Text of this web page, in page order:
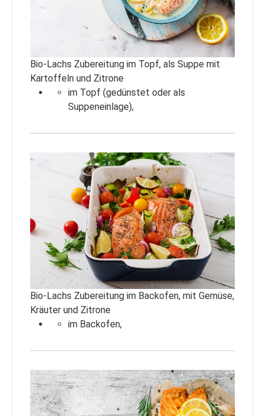
Bio-Lachs Zubereitung im Topf, als Suppe mit
Kartoffeln und Zitrone
im Topf (gedünstet oder als
Suppeneinlage),
Bio-Lachs Zubereitung im Backofen, mit Gemüse,
Kräuter und Zitrone
im Backofen,